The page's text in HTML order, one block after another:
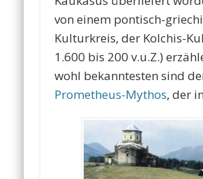
von einem pontisch-
Kulturkreis, der Kolchis-
1.600 bis 200 v.u.Z.)
wohl bekanntesten sind
Prometheus-Mythos, der